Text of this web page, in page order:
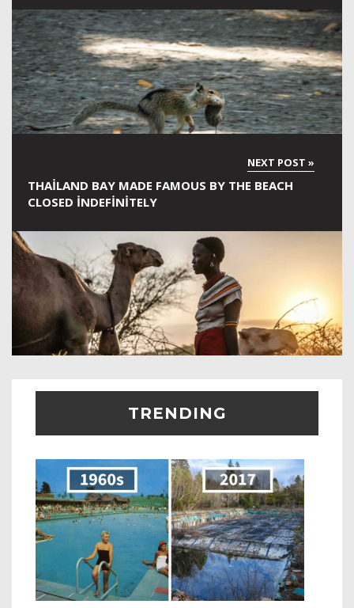
THAILAND BAY MADE FAMOUS BY THE BEACH
CLOSED INDEFINITELY
TRENDING